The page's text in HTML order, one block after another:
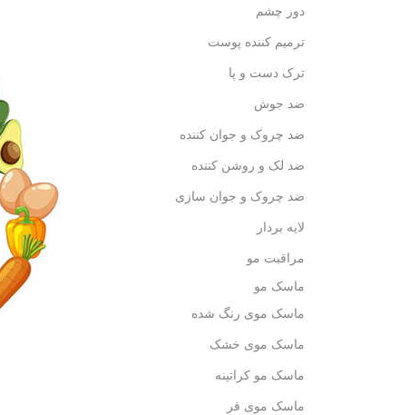
دور چشم
ترمیم کننده پوست
ترک دست و پا
ضد جوش
ضد چروک و جوان کننده
ضد لک و روشن کننده
ضد چروک و جوان سازی
لایه بردار
مراقبت مو
ماسک مو
ماسک موی رنگ شده
ماسک موی خشک
ماسک مو کراتینه
ماسک موی فر